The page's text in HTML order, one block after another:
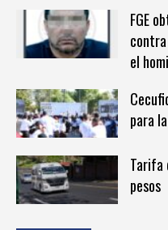
FGE
contra
el
para
Tarifa
pesos